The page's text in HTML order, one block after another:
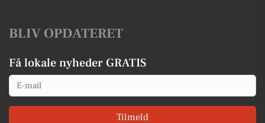
BLIV OPDATERET
Få lokale nyheder GRATIS
Email
Tilmeld